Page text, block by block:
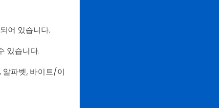
어 있습니다.
있습니다.
알파벳, 바이트/이